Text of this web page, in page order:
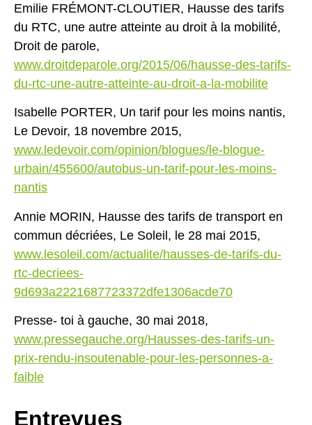
Emilie FRÉMONT-CLOUTIER, Hausse des tarifs
du RTC, une autre atteinte au droit à la mobilité,
Droit de parole,
www.droitdeparole.org/2015/06/hausse-des-tarifs-
du-rtc-une-autre-atteinte-au-droit-a-la-mobilite
Isabelle PORTER, Un tarif pour les moins nantis,
Le Devoir, 18 novembre 2015,
www.ledevoir.com/opinion/blogues/le-blogue-
urbain/455600/autobus-un-tarif-pour-les-moins-
nantis
Annie MORIN, Hausse des tarifs de transport en
commun décriées, Le Soleil, le 28 mai 2015,
www.lesoleil.com/actualite/hausses-de-tarifs-du-
rtc-decriees-
9d693a2221687723372dfe1306acde70
Presse- toi à gauche, 30 mai 2018,
www.pressegauche.org/Hausses-des-tarifs-un-
prix-rendu-insoutenable-pour-les-personnes-a-
faible
Entrevues